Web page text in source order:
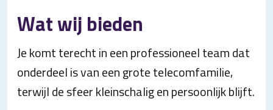
Wat wij bieden
Je komt terecht in een professioneel team dat
onderdeel is van een grote telecomfamilie,
terwijl de sfeer kleinschalig en persoonlijk blijft.